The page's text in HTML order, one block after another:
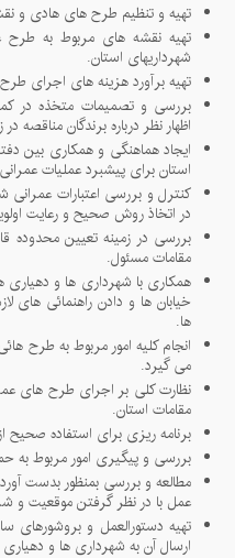
تهیه و تنظیم طرح های هادی و
تهیه نقشه های مربوط به طرح
شهرداریهای استان.
تهیه برآورد هزینه های اجرای
بررسی و تصمیمات متخذه در
اظهار نظر درباره برندگان مناقصه در
ایجاد هماهنگی و همکاری بین
استان برای پیشبرد عملیات
کنترل و بررسی اعتبارات عمرانی
در اتخاذ روش صحیح و رعایت
بررسی در زمینه تعیین محدوده
مقامات مسئول.
همکاری با شهرداری ها و دهیاری
خیابان ها و دادن راهنمائی های
ها.
انجام کلیه امور مربوط به طرح
می گیرد.
نظارت کلی بر اجرای طرح های
مقامات استان.
برنامه ریزی برای استفاده صحیح
بررسی و پیگیری امور مربوط به
مطالعه و بررسی بمنظور بدست
عمل با در نظر گرفتن موقعیت و
تهیه دستورالعمل و
ارسال آن به شهرداری ها و